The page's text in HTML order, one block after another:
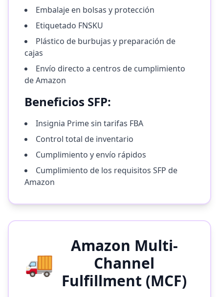
Embalaje en bolsas y protección
Etiquetado FNSKU
Plástico de burbujas y preparación de
cajas
Envío directo a centros de cumplimiento
de Amazon
Beneficios SFP:
Insignia Prime sin tarifas FBA
Control total de inventario
Cumplimiento y envío rápidos
Cumplimiento de los requisitos SFP de
Amazon
🚚
Amazon Multi-
Channel
Fulfillment (MCF)